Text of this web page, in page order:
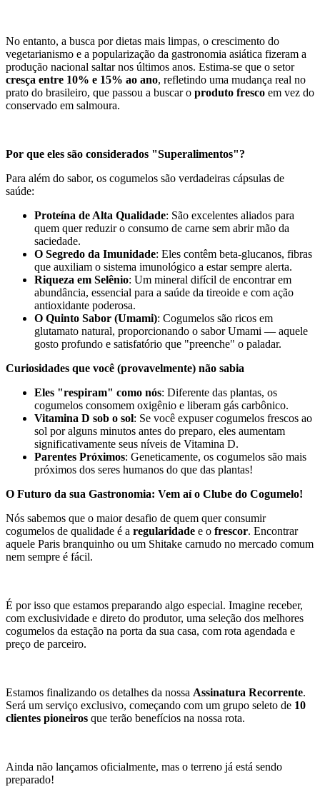
No entanto, a busca por dietas mais limpas, o crescimento do
vegetarianismo e a popularização da gastronomia asiática fizeram a
produção nacional saltar nos últimos anos. Estima-se que o setor
cresça entre 10% e 15% ao ano, refletindo uma mudança real no
prato do brasileiro, que passou a buscar o produto fresco em vez do
conservado em salmoura.
Por que eles são considerados "Superalimentos"?
Para além do sabor, os cogumelos são verdadeiras cápsulas de
saúde:
Proteína de Alta Qualidade: São excelentes aliados para
quem quer reduzir o consumo de carne sem abrir mão da
saciedade.
O Segredo da Imunidade: Eles contêm beta-glucanos, fibras
que auxiliam o sistema imunológico a estar sempre alerta.
Riqueza em Selênio: Um mineral difícil de encontrar em
abundância, essencial para a saúde da tireoide e com ação
antioxidante poderosa.
O Quinto Sabor (Umami): Cogumelos são ricos em
glutamato natural, proporcionando o sabor Umami — aquele
gosto profundo e satisfatório que "preenche" o paladar.
Curiosidades que você (provavelmente) não sabia
Eles "respiram" como nós: Diferente das plantas, os
cogumelos consomem oxigênio e liberam gás carbônico.
Vitamina D sob o sol: Se você expuser cogumelos frescos ao
sol por alguns minutos antes do preparo, eles aumentam
significativamente seus níveis de Vitamina D.
Parentes Próximos: Geneticamente, os cogumelos são mais
próximos dos seres humanos do que das plantas!
O Futuro da sua Gastronomia: Vem aí o Clube do Cogumelo!
Nós sabemos que o maior desafio de quem quer consumir
cogumelos de qualidade é a regularidade e o frescor. Encontrar
aquele Paris branquinho ou um Shitake carnudo no mercado comum
nem sempre é fácil.
É por isso que estamos preparando algo especial. Imagine receber,
com exclusividade e direto do produtor, uma seleção dos melhores
cogumelos da estação na porta da sua casa, com rota agendada e
preço de parceiro.
Estamos finalizando os detalhes da nossa Assinatura Recorrente.
Será um serviço exclusivo, começando com um grupo seleto de 10
clientes pioneiros que terão benefícios na nossa rota.
Ainda não lançamos oficialmente, mas o terreno já está sendo
preparado!